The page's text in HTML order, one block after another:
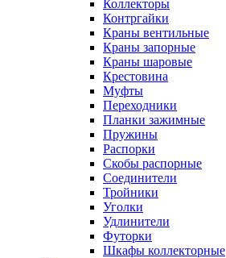
Коллекторы
Контргайки
Краны вентильные
Краны запорные
Краны шаровые
Крестовина
Муфты
Переходники
Планки зажимные
Пружины
Распорки
Скобы распорные
Соединители
Тройники
Уголки
Удлинители
Футорки
Шкафы коллекторные